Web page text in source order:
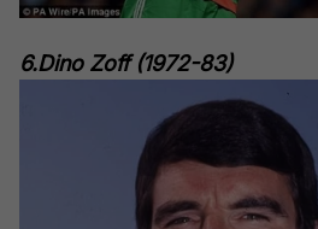
6.Dino Zoff (1972-83)